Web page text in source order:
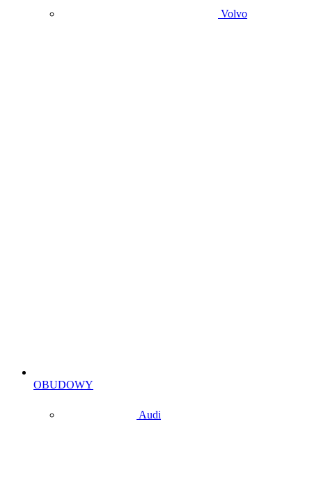
Volvo
OBUDOWY
Audi